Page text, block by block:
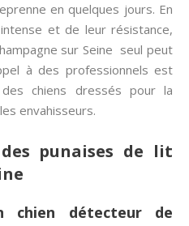
en quelques jours. En
et de leur résistance,
sur Seine seul peut
à des professionnels est
chiens dressés pour la
envahisseurs.
punaises de lit
chien détecteur de